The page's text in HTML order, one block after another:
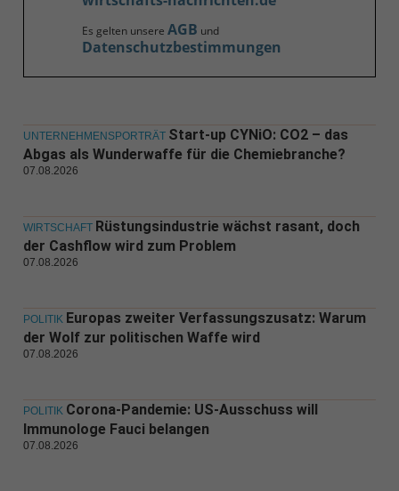
Es gelten unsere AGB und
Datenschutzbestimmungen
UNTERNEHMENSPORTRÄT Start-up CYNiO: CO2 – das
Abgas als Wunderwaffe für die Chemiebranche?
07.08.2026
WIRTSCHAFT Rüstungsindustrie wächst rasant, doch
der Cashflow wird zum Problem
07.08.2026
POLITIK Europas zweiter Verfassungszusatz: Warum
der Wolf zur politischen Waffe wird
07.08.2026
POLITIK Corona-Pandemie: US-Ausschuss will
Immunologe Fauci belangen
07.08.2026